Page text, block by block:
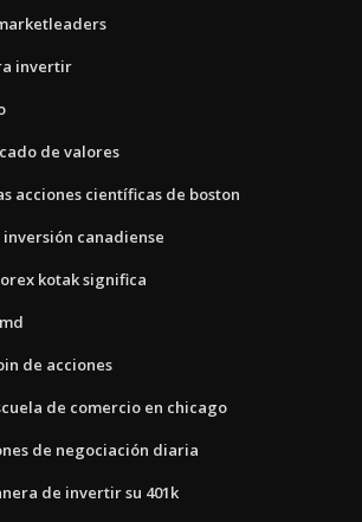
invertir
de valores
acciones científicas de boston
canadiense
kotak significa
de acciones
de comercio en chicago
de negociación diaria
de invertir su 401k